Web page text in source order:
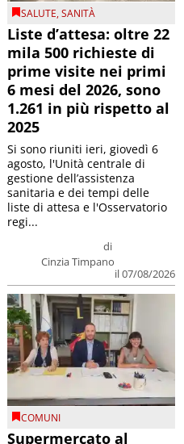
SALUTE,SANITÀ
Liste d’attesa: oltre 22
mila 500 richieste di
prime visite nei primi
6 mesi del 2026, sono
1.261 in più rispetto al
2025
di
Cinzia Timpano
il 07/08/2026
Si sono riuniti ieri, giovedì 6
agosto, l'Unità centrale di
gestione dell’assistenza
sanitaria e dei tempi delle
liste di attesa e l'Osservatorio
regi...
COMUNI
Supermercato al